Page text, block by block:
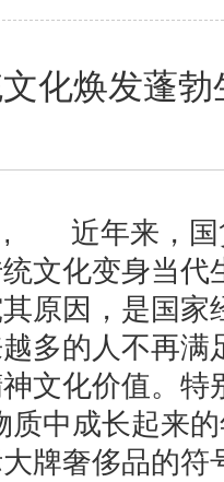
化焕发蓬勃
, 近年来，国
文化变身当代
原因，是国家
多的人不再满
文化价值。特
质中成长起来
牌奢侈品的符